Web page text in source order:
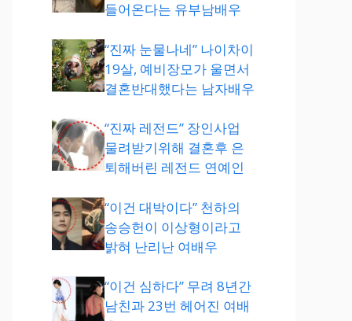
들어온다는 유부남배우
“진짜 눈물나네” 나이차이
19살, 예비장모가 울면서
결혼반대했다는 남자배우
“진짜 레전드” 장인사업
물려받기위해 결혼후 은
퇴해버린 레전드 연예인
“이건 대박이다” 천하의
송승헌이 이상형이라고
밝혀 난리난 여배우
“이건 심하다” 무려 8년간
남친과 23번 헤어진 여배